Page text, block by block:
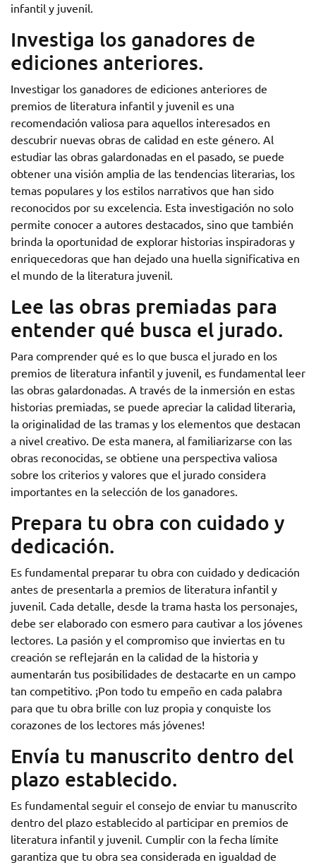
infantil y juvenil.
Investiga los ganadores de
ediciones anteriores.
Investigar los ganadores de ediciones anteriores de
premios de literatura infantil y juvenil es una
recomendación valiosa para aquellos interesados en
descubrir nuevas obras de calidad en este género. Al
estudiar las obras galardonadas en el pasado, se puede
obtener una visión amplia de las tendencias literarias, los
temas populares y los estilos narrativos que han sido
reconocidos por su excelencia. Esta investigación no solo
permite conocer a autores destacados, sino que también
brinda la oportunidad de explorar historias inspiradoras y
enriquecedoras que han dejado una huella significativa en
el mundo de la literatura juvenil.
Lee las obras premiadas para
entender qué busca el jurado.
Para comprender qué es lo que busca el jurado en los
premios de literatura infantil y juvenil, es fundamental leer
las obras galardonadas. A través de la inmersión en estas
historias premiadas, se puede apreciar la calidad literaria,
la originalidad de las tramas y los elementos que destacan
a nivel creativo. De esta manera, al familiarizarse con las
obras reconocidas, se obtiene una perspectiva valiosa
sobre los criterios y valores que el jurado considera
importantes en la selección de los ganadores.
Prepara tu obra con cuidado y
dedicación.
Es fundamental preparar tu obra con cuidado y dedicación
antes de presentarla a premios de literatura infantil y
juvenil. Cada detalle, desde la trama hasta los personajes,
debe ser elaborado con esmero para cautivar a los jóvenes
lectores. La pasión y el compromiso que inviertas en tu
creación se reflejarán en la calidad de la historia y
aumentarán tus posibilidades de destacarte en un campo
tan competitivo. ¡Pon todo tu empeño en cada palabra
para que tu obra brille con luz propia y conquiste los
corazones de los lectores más jóvenes!
Envía tu manuscrito dentro del
plazo establecido.
Es fundamental seguir el consejo de enviar tu manuscrito
dentro del plazo establecido al participar en premios de
literatura infantil y juvenil. Cumplir con la fecha límite
garantiza que tu obra sea considerada en igualdad de